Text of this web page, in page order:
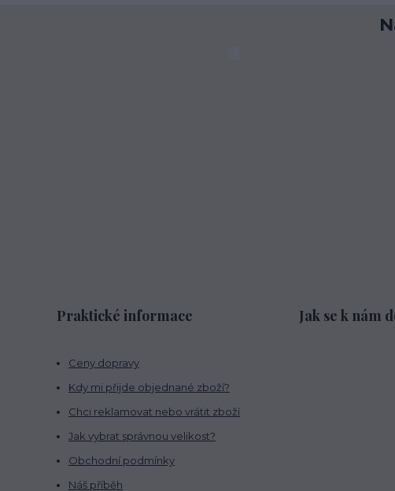
Praktické informace
Ceny dopravy
Kdy mi přijde objednané zboží?
Chci reklamovat nebo vrátit zboží
Jak vybrat správnou velikost?
Obchodní podmínky
Náš příběh
Jak se k nám